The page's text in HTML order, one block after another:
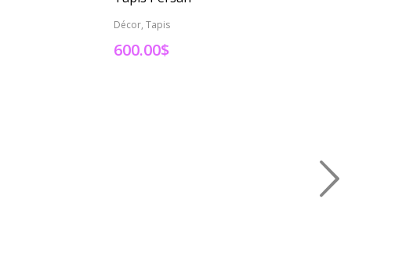
Décor, Tapis
600.00$